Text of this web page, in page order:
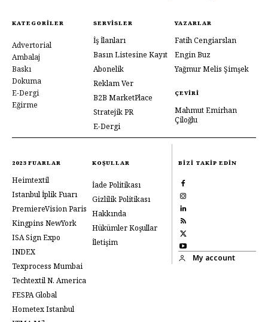
KATEGORILER
Advertorial
Ambalaj
Baskı
Dokuma
E-Dergi
Eğirme
SERVISLER
İş İlanları
Basın Listesine Kayıt
Abonelik
Reklam Ver
B2B MarketPlace
Stratejik PR
E-Dergi
YAZARLAR
Fatih Cengiarslan
Engin Buz
Yağmur Melis Şimşek
ÇEVIRI
Mahmut Emirhan
Çiloğlu
2023 FUARLAR
Heimtextil
Istanbul İplik Fuarı
PremiereVision Paris
Kingpins NewYork
ISA Sign Expo
INDEX
Texprocess Mumbai
Techtextil N. America
FESPA Global
Hometex Istanbul
KOŞULLAR
İade Politikası
Gizlilik Politikası
Hakkında
Hükümler Koşullar
İletişim
BIZI TAKIP EDIN
My account